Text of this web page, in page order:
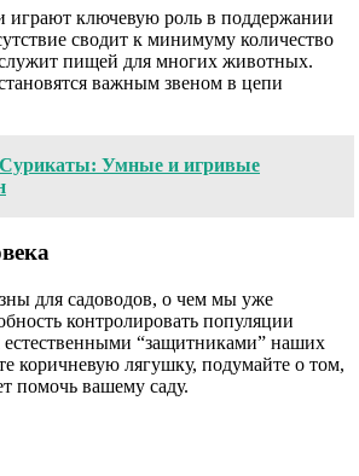
играют ключевую роль в поддержании
сводит к минимуму количество
пищей для многих животных.
важным звеном в цепи
Сурикаты: Умные и игривые
для садоводов, о чем мы уже
контролировать популяции
естественными “защитниками” наших
коричневую лягушку, подумайте о том,
помочь вашему саду.